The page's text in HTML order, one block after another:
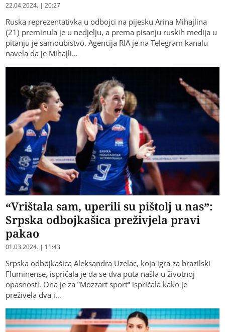
22.04.2024. | 20:27
Ruska reprezentativka u odbojci na pijesku Arina Mihajlina
(21) preminula je u nedjelju, a prema pisanju ruskih medija u
pitanju je samoubistvo. Agencija RIA je na Telegram kanalu
navela da je Mihajli…
“Vrištala sam, uperili su pištolj u nas”:
Srpska odbojkašica preživjela pravi
pakao
01.03.2024. | 11:43
Srpska odbojkašica Aleksandra Uzelac, koja igra za brazilski
Fluminense, ispričala je da se dva puta našla u životnoj
opasnosti. Ona je za ”Mozzart sport” ispričala kako je
preživela dva i…